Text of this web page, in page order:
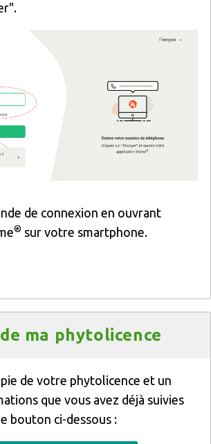
de connexion en ouvrant
® sur votre smartphone.
ma phytolicence
de votre phytolicence et un
que vous avez déjà suivies
bouton ci-dessous :